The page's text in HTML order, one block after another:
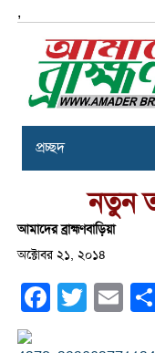
,
প্রচ্ছদ
নতুন
আমাদের ব্রাহ্মণবাড়িয়া
অক্টোবর ২১, ২০১৪
Facebook
Twitter Email